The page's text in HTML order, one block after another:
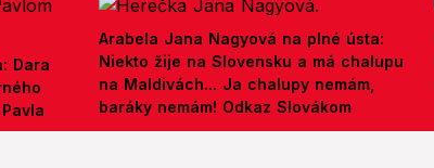
Dara
Arabela Jana Nagyová na plné ústa:
Niekto žije na Slovensku a má chalupu
na Maldivách... Ja chalupy nemám,
baráky nemám! Odkaz Slovákom